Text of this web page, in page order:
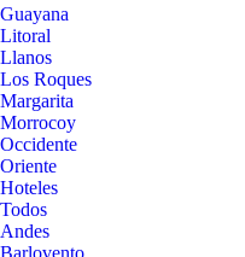
Guayana
Litoral
Llanos
Los Roques
Margarita
Morrocoy
Occidente
Oriente
Hoteles
Todos
Andes
Barlovento